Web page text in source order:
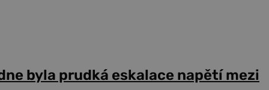
byla prudká eskalace napětí mezi